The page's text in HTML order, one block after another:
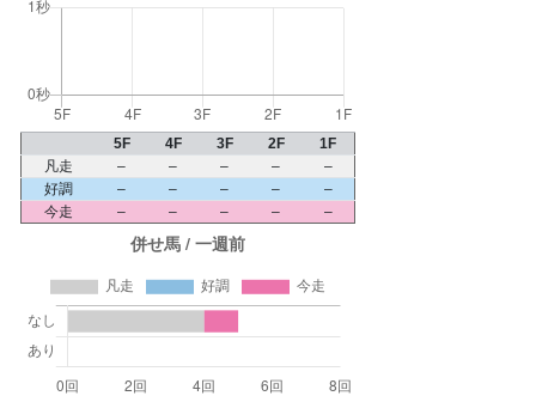
5F 4F 3F 2F
1F
凡走
– – – –
–
好調
– – – –
–
今走
– – – – –